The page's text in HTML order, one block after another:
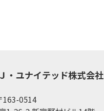
・ユナイテッド株式会社
163-0514